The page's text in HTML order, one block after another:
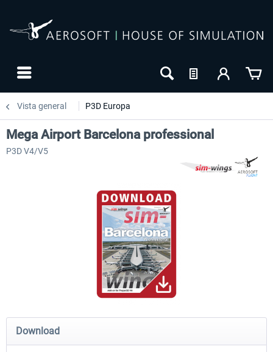
Vista general P3D Europa
Hamburg-Finkenwerder Madeira X Evolution
Mega Airport Barcelona professional
P3D V4/V5
Download